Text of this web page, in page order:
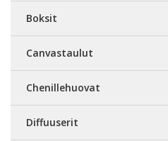
Boksit
Canvastaulut
Chenillehuovat
Diffuuserit